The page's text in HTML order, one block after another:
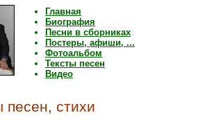
Главная
Биография
Песни в сборниках
Постеры, афиши, ...
Фотоальбом
Тексты песен
Видео
песен, стихи